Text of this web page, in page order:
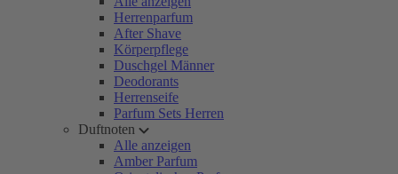
Herrenparfum
After Shave
Körperpflege
Duschgel Männer
Deodorants
Herrenseife
Parfum Sets Herren
Duftnoten
Alle anzeigen
Amber Parfum